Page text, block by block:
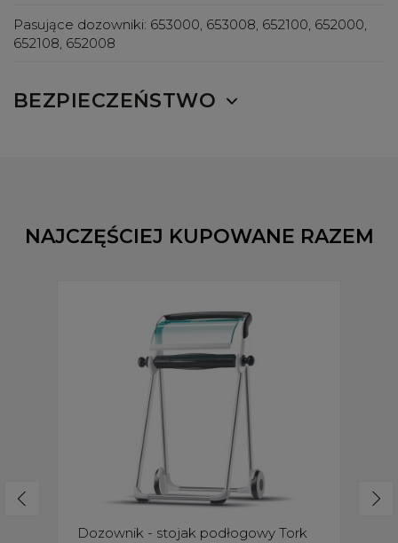
Pasujące dozowniki: 653000, 653008, 652100, 652000,
652108, 652008
BEZPIECZEŃSTWO
NAJCZĘŚCIEJ KUPOWANE RAZEM
Dozownik - stojak podłogowy Tork